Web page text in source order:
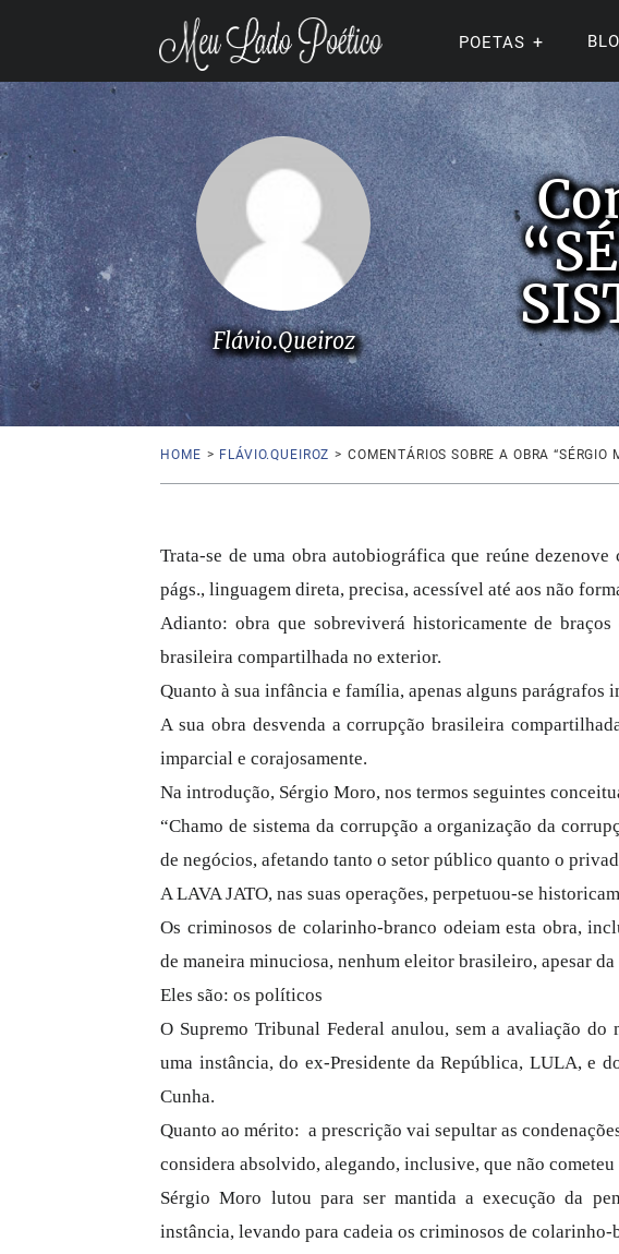
POETAS
Flávio.Queiroz
HOME > FLÁVIO.QUEIROZ > COMENTÁRIOS SOBRE A OBRA “SÉRGIO
Trata-se de uma obra autobiográfica que reúne
págs., linguagem direta, precisa, acessível até aos não
Adianto: obra que sobreviverá historicamente de
brasileira compartilhada no exterior.
Quanto à sua infância e família, apenas alguns parágrafos
A sua obra desvenda a corrupção brasileira
imparcial e corajosamente.
Na introdução, Sérgio Moro, nos termos seguintes
“Chamo de sistema da corrupção a organização da
de negócios, afetando tanto o setor público quanto o
A LAVA JATO, nas suas operações, perpetuou-se
Os criminosos de colarinho-branco odeiam esta obra,
de maneira minuciosa, nenhum eleitor brasileiro, apesar
Eles são: os políticos
O Supremo Tribunal Federal anulou, sem a avaliação do
uma instância, do ex-Presidente da República, LULA, e
Cunha.
Quanto ao mérito: a prescrição vai sepultar as
considera absolvido, alegando, inclusive, que não
Sérgio Moro lutou para ser mantida a execução da
instância, levando para cadeia os criminosos de colarinho-